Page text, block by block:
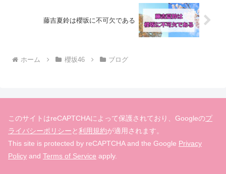
藤吉夏鈴は櫻坂に不可欠である
ホーム 櫻坂46 ブログ
このサイトはreCAPTCHAによって保護されており、Googleのプ
ライバシーポリシーと利用規約が適用されます。
This site is protected by reCAPTCHA and the Google Privacy
Policy and Terms of Service apply.